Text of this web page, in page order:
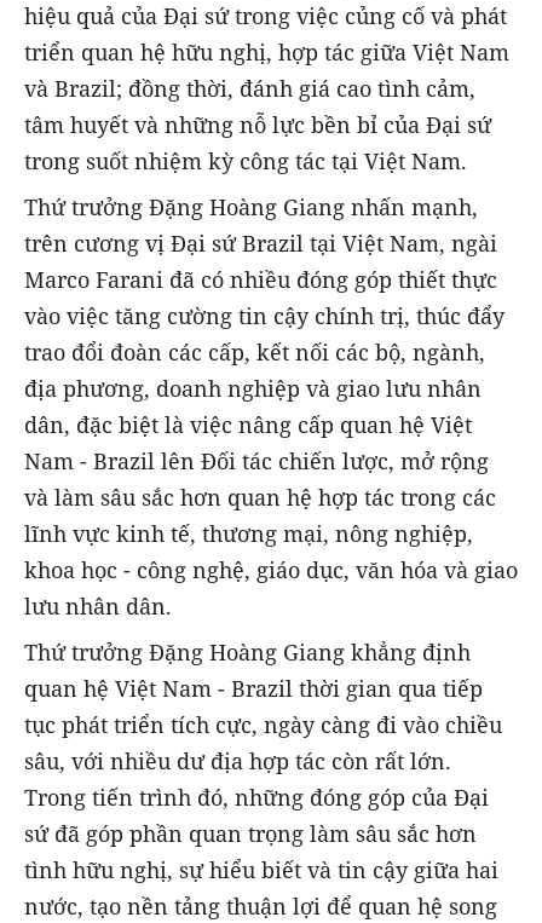
hiệu quả của Đại sứ trong việc củng cố và phát
triển quan hệ hữu nghị, hợp tác giữa Việt Nam
và Brazil; đồng thời, đánh giá cao tình cảm,
tâm huyết và những nỗ lực bền bỉ của Đại sứ
trong suốt nhiệm kỳ công tác tại Việt Nam.
Thứ trưởng Đặng Hoàng Giang nhấn mạnh,
trên cương vị Đại sứ Brazil tại Việt Nam, ngài
Marco Farani đã có nhiều đóng góp thiết thực
vào việc tăng cường tin cậy chính trị, thúc đẩy
trao đổi đoàn các cấp, kết nối các bộ, ngành,
địa phương, doanh nghiệp và giao lưu nhân
dân, đặc biệt là việc nâng cấp quan hệ Việt
Nam - Brazil lên Đối tác chiến lược, mở rộng
và làm sâu sắc hơn quan hệ hợp tác trong các
lĩnh vực kinh tế, thương mại, nông nghiệp,
khoa học - công nghệ, giáo dục, văn hóa và giao
lưu nhân dân.
Thứ trưởng Đặng Hoàng Giang khẳng định
quan hệ Việt Nam - Brazil thời gian qua tiếp
tục phát triển tích cực, ngày càng đi vào chiều
sâu, với nhiều dư địa hợp tác còn rất lớn.
Trong tiến trình đó, những đóng góp của Đại
sứ đã góp phần quan trọng làm sâu sắc hơn
tình hữu nghị, sự hiểu biết và tin cậy giữa hai
nước, tạo nền tảng thuận lợi để quan hệ song